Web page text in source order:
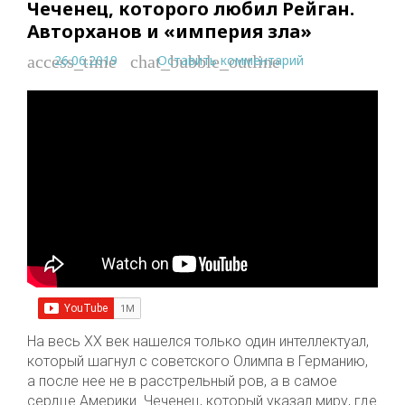
Чеченец, которого любил Рейган.
Авторханов и «империя зла»
access_time
26.06.2019 chat_bubble_outline
Оставить комментарий
На весь XX век нашелся только один интеллектуал,
который шагнул с советского Олимпа в Германию,
а после нее не в расстрельный ров, а в самое
сердце Америки. Чеченец, который указал миру, где